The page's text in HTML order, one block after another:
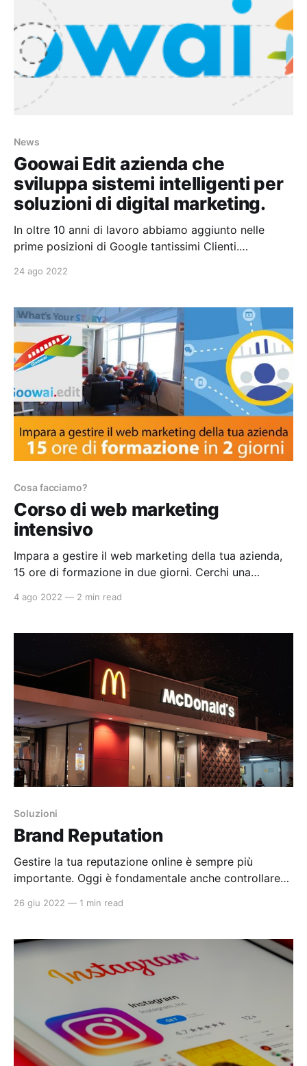
News
Goowai Edit azienda che
sviluppa sistemi intelligenti per
soluzioni di digital marketing.
In oltre 10 anni di lavoro abbiamo aggiunto nelle
prime posizioni di Google tantissimi Clienti.
aiutando le aziende a gestire il posizionamento SEO
negozi locali. I nostri Developers e Web Design
lavorano tutti
24 ago 2022
Cosa facciamo?
Corso di web marketing
intensivo
Impara a gestire il web marketing della tua azienda,
15 ore di formazione in due giorni. Cerchi una
Marketing? * Come sfruttare il punto vendita per
portare le persone dal web al tuo negozio fisico o
4 ago 2022 — 2 min read
Soluzioni
Brand Reputation
Gestire la tua reputazione online è sempre più
importante. Oggi è fondamentale anche controllare
nostro brand o chi parla di noi. Utilizziamo strumenti
livello, il posizionamento, i fattori positivi e negativi.
Questa attenta analisi ci
26 giu 2022 — 1 min read